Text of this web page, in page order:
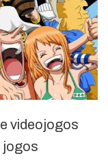
videojogos
jogos